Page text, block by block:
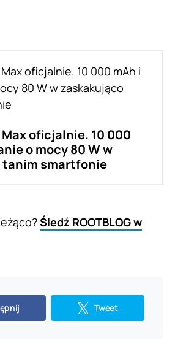
Max oficjalnie. 10 000
o mocy 80 W w
tanim smartfonie
Śledź ROOTBLOG w
Tweet